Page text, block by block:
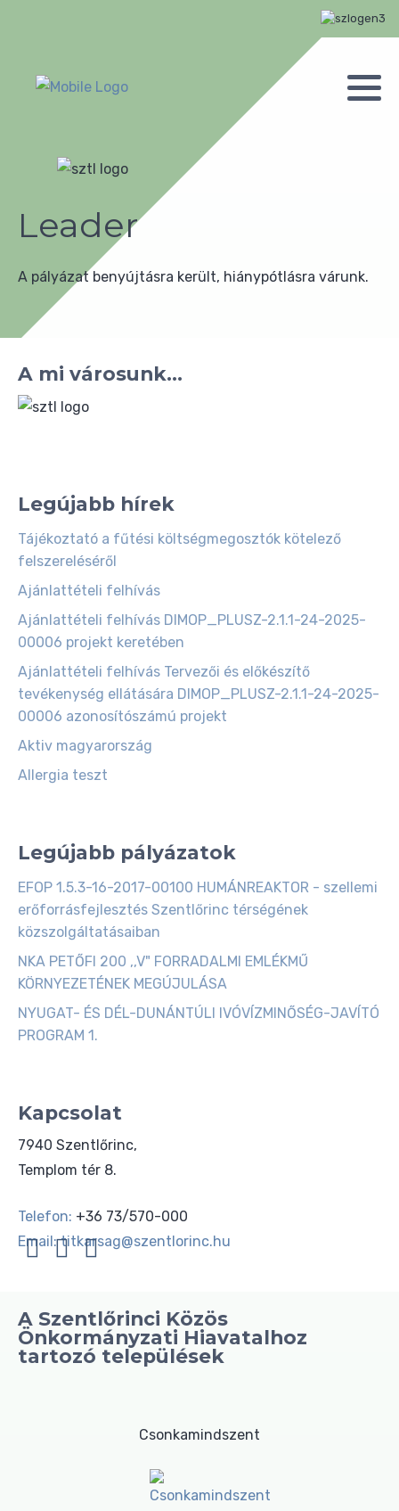
Leader
A pályázat benyújtásra került, hiánypótlásra várunk.
A mi városunk...
Legújabb hírek
Tájékoztató a fűtési költségmegosztók kötelező
felszereléséről
Ajánlattételi felhívás
Ajánlattételi felhívás DIMOP_PLUSZ-2.1.1-24-2025-
00006 projekt keretében
Ajánlattételi felhívás Tervezői és előkészítő
tevékenység ellátására DIMOP_PLUSZ-2.1.1-24-2025-
00006 azonosítószámú projekt
Aktiv magyarország
Allergia teszt
Legújabb pályázatok
EFOP 1.5.3-16-2017-00100 HUMÁNREAKTOR - szellemi
erőforrásfejlesztés Szentlőrinc térségének
közszolgáltatásaiban
NKA PETŐFI 200 ,,V" FORRADALMI EMLÉKMŰ
KÖRNYEZETÉNEK MEGÚJULÁSA
NYUGAT- ÉS DÉL-DUNÁNTÚLI IVÓVÍZMINŐSÉG-JAVÍTÓ
PROGRAM 1.
Kapcsolat
7940 Szentlőrinc,
Templom tér 8.
Telefon: +36 73/570-000
Email: titkarsag@szentlorinc.hu
A Szentlőrinci Közös
Önkormányzati Hiavatalhoz
tartozó települések
Csonkamindszent